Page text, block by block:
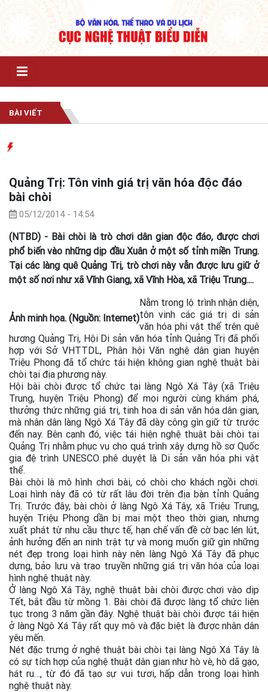
BÀI VIẾT
Quảng Trị: Tôn vinh giá trị văn hóa độc đáo
bài chòi
05/12/2014 - 14:54
(NTBD) - Bài chòi là trò chơi dân gian độc đáo, được chơi
phổ biến vào những dịp đầu Xuân ở một số tỉnh miền Trung.
Tại các làng quê Quảng Trị, trò chơi này vẫn được lưu giữ ở
một số nơi như xã Vĩnh Giang, xã Vĩnh Hòa, xã Triệu Trung....
Ảnh minh họa. (Nguồn: Internet)
Nằm trong lộ trình nhận diện,
tôn vinh các giá trị di sản
văn hóa phi vật thể trên quê
hương Quảng Trị, Hội Di sản văn hóa tỉnh Quảng Trị đã phối
hợp với Sở VHTTDL, Phân hội Văn nghệ dân gian huyện
Triệu Phong đã tổ chức tái hiện không gian nghệ thuật bài
chòi tại địa phương này.
Hội bài chòi được tổ chức tại làng Ngô Xá Tây (xã Triệu
Trung, huyện Triệu Phong) để mọi người cùng khám phá,
thưởng thức những giá trị, tinh hoa di sản văn hóa dân gian,
mà nhân dân làng Ngô Xá Tây đã dày công gìn giữ từ trước
đến nay. Bên cạnh đó, việc tái hiện nghệ thuật bài chòi tại
Quảng Trị nhằm phục vụ cho quá trình xây dựng hồ sơ Quốc
gia đệ trình UNESCO phê duyệt là Di sản văn hóa phi vật
thể.
Bài chòi là mô hình chơi bài, có chòi cho khách ngồi chơi.
Loại hình này đã có từ rất lâu đời trên địa bàn tỉnh Quảng
Trị. Trước đây, bài chòi ở làng Ngô Xá Tây, xã Triệu Trung,
huyện Triệu Phong dần bị mai một theo thời gian, nhưng
xuất phát từ nhu cầu thực tế, hạn chế vấn đề cờ bạc lén lút,
ảnh hưởng đến an ninh trật tự và mong muốn giữ gìn những
nét đẹp trong loại hình này nên làng Ngô Xá Tây đã phục
dựng, bảo lưu và trao truyền những giá trị văn hóa của loại
hình nghệ thuật này.
Ở làng Ngô Xá Tây, nghệ thuật bài chòi được chơi vào dịp
Tết, bắt đầu từ mồng 1. Bài chòi đã được làng tổ chức liên
tục trong 3 năm gần đây. Nghệ thuật bài chòi được tái hiện
ở làng Ngô Xá Tây rất quy mô và đặc biệt là được nhân dân
yêu mến.
Nét đặc trưng ở nghệ thuật bài chòi tại làng Ngô Xá Tây là
có sự tích hợp của nghệ thuật dân gian như hò vè, hò dã gạo,
hát ru…, từ đó đã tạo sự vui tươi, hấp dẫn trong loại hình
nghệ thuật này.